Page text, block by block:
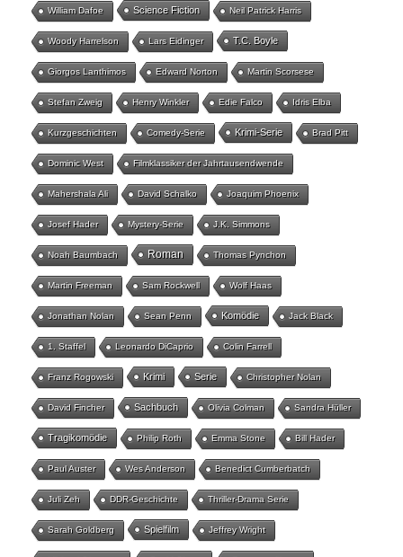
William Dafoe Science Fiction Neil Patrick Harris
Woody Harrelson Lars Eidinger T.C. Boyle
Giorgos Lanthimos Edward Norton Martin Scorsese
Stefan Zweig Henry Winkler Edie Falco Idris Elba
Kurzgeschichten Comedy-Serie Krimi-Serie Brad Pitt
Dominic West Filmklassiker der Jahrtausendwende
Mahershala Ali David Schalko Joaquim Phoenix
Josef Hader Mystery-Serie J.K. Simmons
Noah Baumbach Roman Thomas Pynchon
Martin Freeman Sam Rockwell Wolf Haas
Jonathan Nolan Sean Penn Komödie Jack Black
1. Staffel Leonardo DiCaprio Colin Farrell
Franz Rogowski Krimi Serie Christopher Nolan
David Fincher Sachbuch Olivia Colman Sandra Hüller
Tragikomödie Philip Roth Emma Stone Bill Hader
Paul Auster Wes Anderson Benedict Cumberbatch
Juli Zeh DDR-Geschichte Thriller-Drama Serie
Sarah Goldberg Spielfilm Jeffrey Wright